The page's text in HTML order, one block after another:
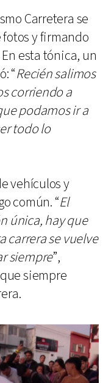
Carretera se
y firmando
esta tónica, un
“Recién salimos
corriendo a
podamos ir a
todo lo
vehículos y
común. “El
única, hay que
carrera se vuelve
siempre”,
siempre